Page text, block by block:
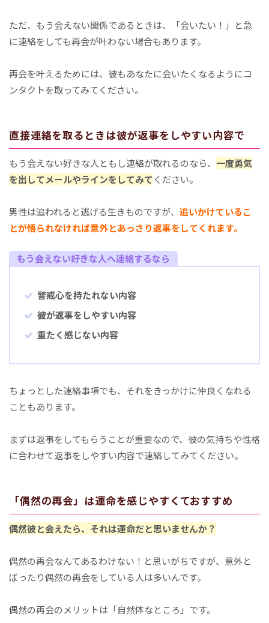
ただ、もう会えない関係であるときは、「会いたい！」と急
に連絡をしても再会が叶わない場合もあります。
再会を叶えるためには、彼もあなたに会いたくなるようにコ
ンタクトを取ってみてください。
直接連絡を取るときは彼が返事をしやすい内容で
もう会えない好きな人ともし連絡が取れるのなら、 一度勇気
を出してメールやラインをしてみて ください。
男性は追われると逃げる生きものですが、 追いかけているこ
とが悟られなければ意外とあっさり返事をしてくれます。
もう会えない好きな人へ連絡するなら
警戒心を持たれない内容
彼が返事をしやすい内容
重たく感じない内容
ちょっとした連絡事項でも、それをきっかけに仲良くなれる
こともあります。
まずは返事をしてもらうことが重要なので、彼の気持ちや性格
に合わせて返事をしやすい内容で連絡してみてください。
「偶然の再会」は運命を感じやすくておすすめ
偶然彼と会えたら、それは運命だと思いませんか？
偶然の再会なんてあるわけない！と思いがちですが、意外と
ばったり偶然の再会をしている人は多いんです。
偶然の再会のメリットは「自然体なところ」です。